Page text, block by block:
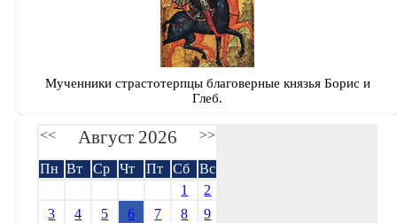
Мученники страстотерпцы благоверные князья Борис и
Глеб.
<< Август 2026 >>
Пн Вт Ср Чт Пт Сб
Вс
1
2
3
4 5 6 7 8
9